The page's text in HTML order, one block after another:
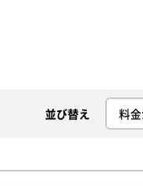
並び替え